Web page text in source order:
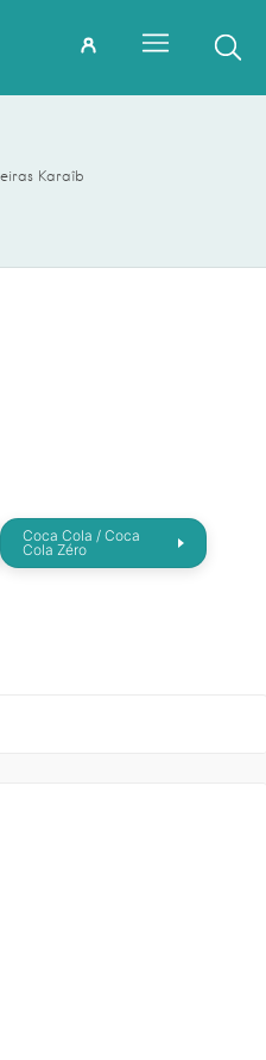
Karaîb
Coca Cola / Coca
Cola Zéro